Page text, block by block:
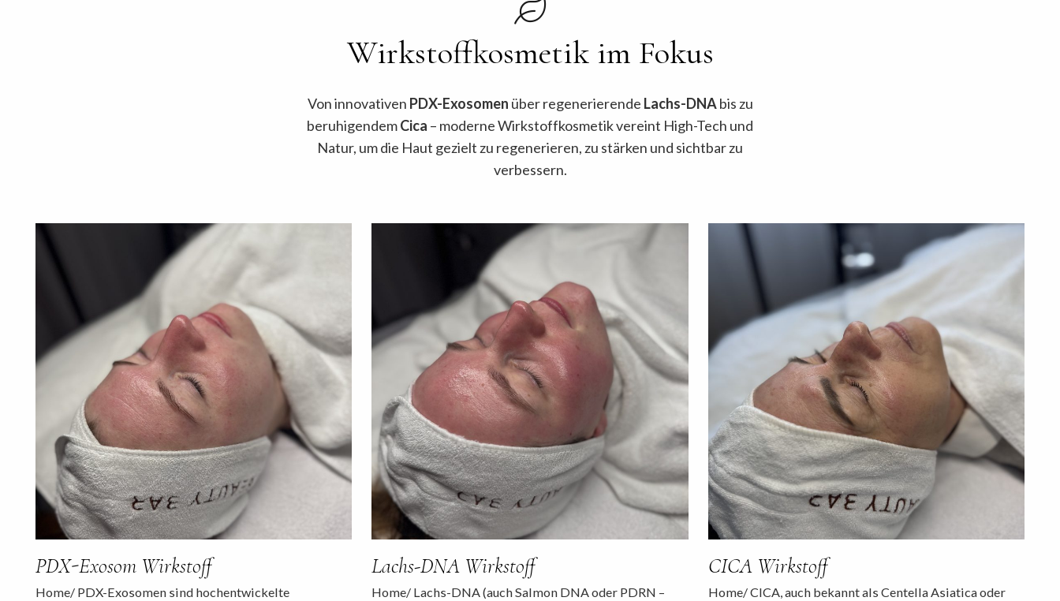
Wirkstoffkosmetik im Fokus
Von innovativen PDX-Exosomen über regenerierende Lachs-DNAbis zu
beruhigendemCica – moderne Wirkstoffkosmetik vereint High-Tech und
Natur, um die Haut gezielt zu regenerieren, zu stärken und sichtbar zu
verbessern.
PDX-Exosom Wirkstoff
Home/ PDX-Exosomen sind hochentwickelte
Lachs-DNA Wirkstoff
Home/ Lachs-DNA (auch Salmon DNA oder PDRN –
CICA Wirkstoff
Home/ CICA, auch bekannt als Centella Asiatica oder